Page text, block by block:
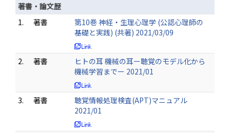
著書・論文歴
1.
著書
第10巻 神経・生理心理学 (公認心理師の
基礎と実践) (共著) 2021/03/09
2. 著書
ヒトの耳 機械の耳ー聴覚のモデル化から
機械学習までー 2021/01
3. 著書
聴覚情報処理検査(APT)マニュアル
2021/01